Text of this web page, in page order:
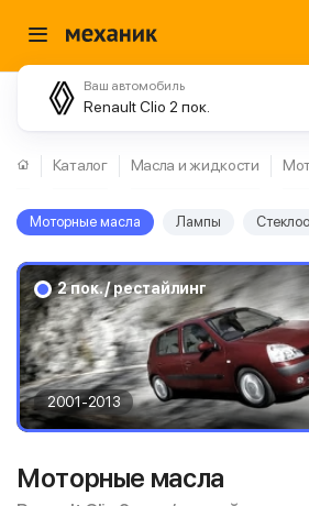
Ваш автомобиль
Renault Clio 2 пок.
Каталог Масла и жидкости
Моторные масла Лампы
2 пок. / рестайлинг
2001-2013
Моторные масла